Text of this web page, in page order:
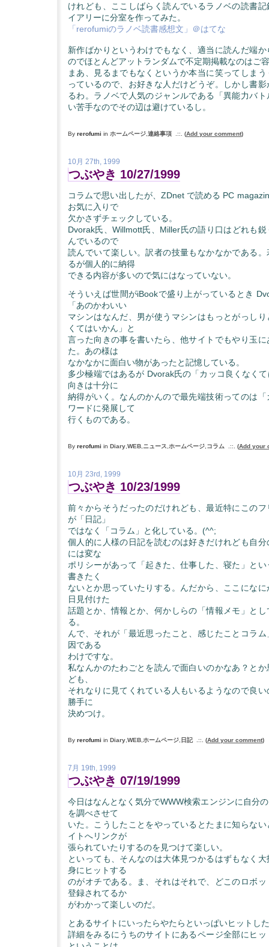
けれども、ここしばらく読んでいるラノベの読書
イアリーに分室を作ってみた。
「rerofumiのラノベ読書感想文」＠はてな
新作ばかりというわけでもなく、適当に読んだ端
のでほとんどアットランダムで不定期掲載なのはご
まあ、見るまでもなくというか本当に笑ってしま
っているので、お好きな人だけどうぞ。しかし書
るわ。ラノベで人気のジャンルである「異能力バ
い苦手なのでその辺は避けているし。
By rerofumi in ホームページ 連絡事項 .::. (Add your comment)
10月 27th, 1999
つぶやき 10/27/1999
コラムで思い出したが、ZDnet で読める PC
お気に入りで
欠かさずチェックしている。
Dvorak氏、Willmott氏、Miller氏の語り口はどれも
んでいるので
読んでいて楽しい。訳者の技量もなかなかである
るが個人的に納得
できる内容が多いので気にはなっていない。
そういえば世間がiBookで盛り上がっているとき
「あのかわいい
マシンはなんだ、男が使うマシンはもっとがっし
くてはいかん」と
言った向きの事を書いたら、他サイトでもやり玉
た。あの様は
なかなかに面白い物があったと記憶している。
多少極端ではあるが Dvorak氏の「カッコ良くなく
向きは十分に
納得がいく。なんのかんので最先端技術ってのは
ワードに発展して
行くものである。
By rerofumi in Diary WEB ニュース ホームページ コラム .::. (Add your
10月 23rd, 1999
つぶやき 10/23/1999
前々からそうだったのだけれども、最近特にこの
が「日記」
ではなく「コラム」と化している。(^^;
個人的に人様の日記を読むのは好きだけれども自
には変な
ポリシーがあって「起きた、仕事した、寝た」と
書きたく
ないとか思っていたりする。んだから、ここにな
日見付けた
話題とか、情報とか、何かしらの「情報メモ」と
る。
んで、それが「最近思ったこと、感じたことコラ
因である
わけですな。
私なんかのたわごとを読んで面白いのかなあ？と
ども、
それなりに見てくれている人もいるようなので良
勝手に
決めつけ。
By rerofumi in Diary WEB ホームページ 日記.::. (Add your comment)
7月 19th, 1999
つぶやき 07/19/1999
今日はなんとなく気分でWWW検索エンジンに自分
を調べさせて
いた。こうしたことをやっているとたまに知らな
イトへリンクが
張られていたりするのを見つけて楽しい。
といっても、そんなのは大体見つかるはずもなく
身にヒットする
のがオチである。ま、それはそれで、どこのロボ
登録されてるか
がわかって楽しいのだ。
とあるサイトにいったらやたらといっぱいヒットし
詳細をみるにうちのサイトにあるページ全部にヒ